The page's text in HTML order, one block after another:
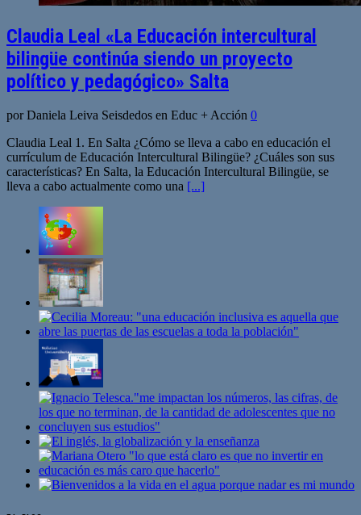
Claudia Leal «La Educación intercultural
bilingüe continúa siendo un proyecto
político y pedagógico» Salta
por Daniela Leiva Seisdedos en Educ + Acción 0
Claudia Leal 1. En Salta ¿Cómo se lleva a cabo en educación el
currículum de Educación Intercultural Bilingüe? ¿Cuáles son sus
características? En Salta, la Educación Intercultural Bilingüe, se
lleva a cabo actualmente como una [...]